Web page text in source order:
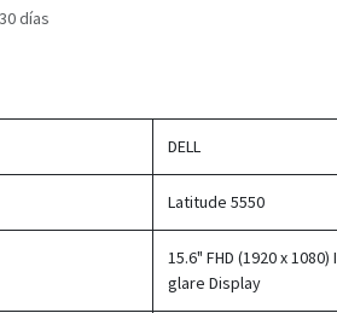
días
DELL
Latitude 5550
15.6" FHD (1920 x
glare Display